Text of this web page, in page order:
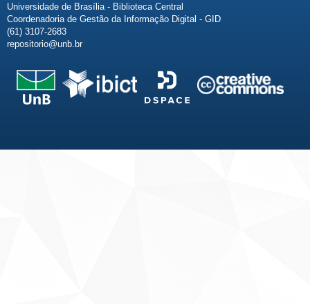
Universidade de Brasília - Biblioteca Central
Coordenadoria de Gestão da Informação Digital - GID
(61) 3107-2683
repositorio@unb.br